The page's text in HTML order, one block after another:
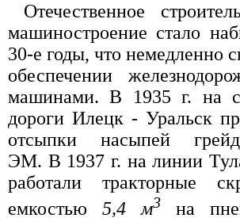
Отечественное
машиностроение стало
30-е годы, что немедленно
обеспечении
машинами. В 1935 г. на
дороги Илецк - Уральск
отсыпки насыпей
ЭМ. В 1937 г. на линии
работали тракторные
емкостью 5,4 м3 на